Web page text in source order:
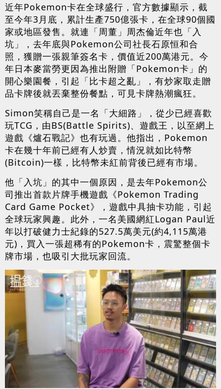
近年Pokemon卡在全球盛行，官方數據顯示，截
至今年3月底，累計生產750億張卡，在全球90個國
家或地區發售。就連「周董」周杰倫近年也「入
坑」，去年底與Pokemon公司社長石原恒和合
照，獲贈一張親筆簽名卡，價值近200萬港元。今
年日本麥當勞更因為推出附贈「Pokemon卡」的
開心樂園餐，引起「比卡超之亂」，有炒家取走贈
品卡牌後就丟棄整份餐點，可見卡牌熱潮瘋狂。
Simon笑稱自己是一名「大細路」，從少已經喜歡
玩TCG，由BS(Battle Spirits)、遊戲王，以至網上
遊戲《爐石戰記》也有玩過。他指出，Pokemon
卡在幾十年前已經有人炒賣，情況就如比特幣
(Bitcoin)一樣，比特幣未紅前背後已經有市場。
他「入坑」的其中一個原因，是去年Pokemon公
司推出首款片牌手機遊戲《Pokemon Trading
Card Game Pocket》，遊戲中具抽卡功能，引起
全球玩家興趣。此外，一名美國網紅Logan Paul近
年以打破健力士紀錄的527.5萬美元(約4,115萬港
元)，買入一張超稀有的Pokemon卡，震驚整個卡
牌市場，也吸引大批玩家回流。